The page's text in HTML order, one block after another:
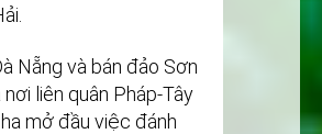
Nẵng và bán đảo Sơn
nơi liên quân Pháp-Tây
mở đầu việc đánh